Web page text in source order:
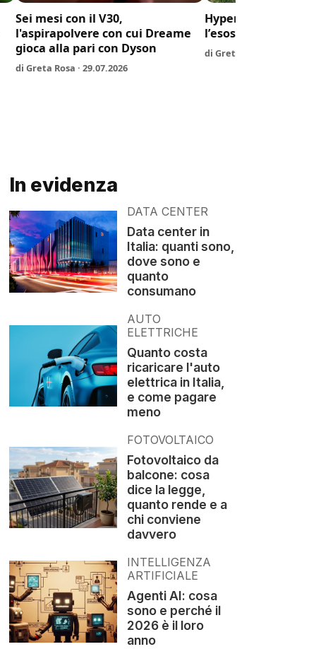
Sei mesi con il V30,
l'aspirapolvere con cui Dreame
gioca alla pari con Dyson
di Greta Rosa · 29.07.2026
Hypershell X Ultra
l’esoscheletro che
di Greta Rosa · 20.07.2026
In evidenza
DATA CENTER
Data center in
Italia: quanti sono,
dove sono e
quanto
consumano
AUTO
ELETTRICHE
Quanto costa
ricaricare l'auto
elettrica in Italia,
e come pagare
meno
FOTOVOLTAICO
Fotovoltaico da
balcone: cosa
dice la legge,
quanto rende e a
chi conviene
davvero
INTELLIGENZA
ARTIFICIALE
Agenti AI: cosa
sono e perché il
2026 è il loro
anno